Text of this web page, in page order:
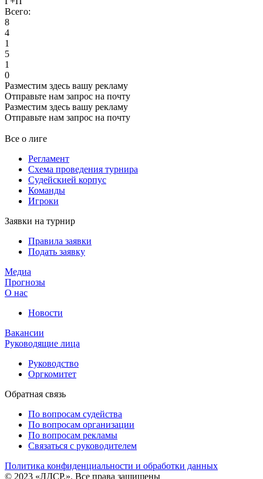
Всего:
8
4
1
5
1
0
Разместим здесь вашу рекламу
Отправьте нам запрос на почту
Разместим здесь вашу рекламу
Отправьте нам запрос на почту
Все о лиге
Регламент
Схема проведения турнира
Судейскией корпус
Команды
Игроки
Заявки на турнир
Правила заявки
Подать заявку
Медиа
Прогнозы
О нас
Новости
Вакансии
Руководящие лица
Руководство
Оргкомитет
Обратная связь
По вопросам судейства
По вопросам организации
По вопросам рекламы
Связаться с руководителем
Политика конфиденциальности и обработки данных
© 2023 «ЛДСР.». Все права защищены